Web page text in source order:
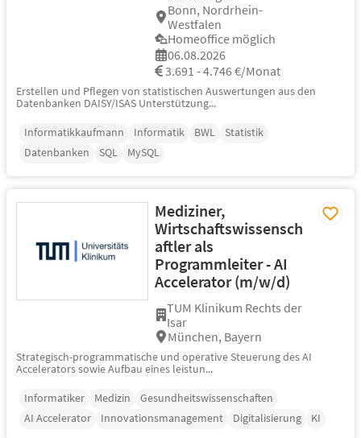
Bonn, Nordrhein-
Westfalen
Homeoffice möglich
06.08.2026
3.691 - 4.746 €/Monat
Erstellen und Pflegen von statistischen Auswertungen aus den
Datenbanken DAISY/ISAS Unterstützung...
Informatikkaufmann
Informatik BWL
Statistik
Datenbanken
SQL MySQL
Mediziner,
Wirtschaftswissensch
aftler als
Programmleiter - AI
Accelerator (m/w/d)
TUM Klinikum Rechts der
Isar
München, Bayern
Strategisch-programmatische und operative Steuerung des AI
Accelerators sowie Aufbau eines leistun...
Informatiker
Medizin
Gesundheitswissenschaften
AI Accelerator
Innovationsmanagement Digitalisierung KI